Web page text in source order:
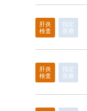
肝炎
検査
指定
医療
肝炎
検査
指定
医療